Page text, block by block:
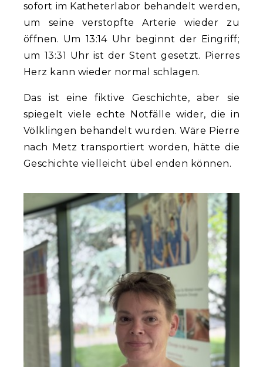
sofort im Katheterlabor behandelt werden,
um seine verstopfte Arterie wieder zu
öffnen. Um 13:14 Uhr beginnt der Eingriff;
um 13:31 Uhr ist der Stent gesetzt. Pierres
Herz kann wieder normal schlagen.
Das ist eine fiktive Geschichte, aber sie
spiegelt viele echte Notfälle wider, die in
Völklingen behandelt wurden. Wäre Pierre
nach Metz transportiert worden, hätte die
Geschichte vielleicht übel enden können.